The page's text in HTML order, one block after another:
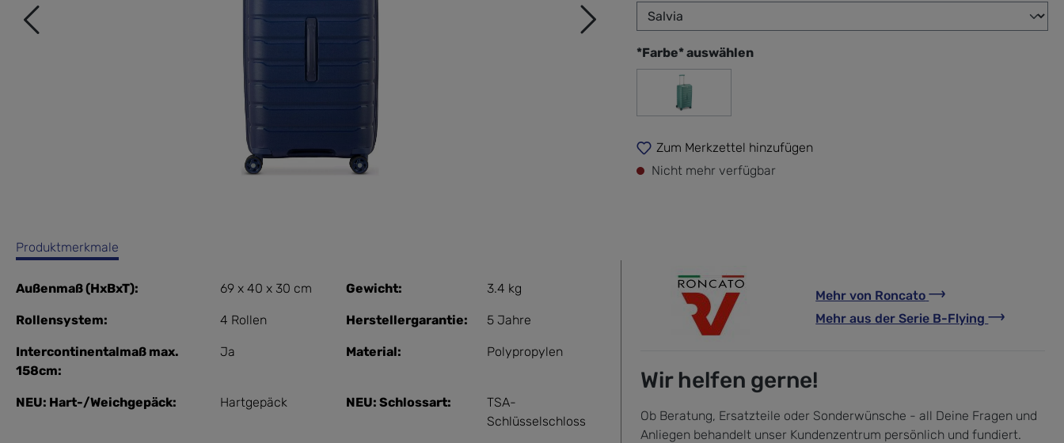
*Farbe* auswählen
salvia
Zum Merkzettel hinzufügen
Nicht mehr verfügbar
Produktmerkmale
Außenmaß (HxBxT): 69 x 40 x 30 cm Gewicht: 3.4 kg
Rollensystem: 4 Rollen Herstellergarantie: 5 Jahre
Intercontinentalmaß max.
158cm:
Ja Material: Polypropylen
NEU: Hart-/Weichgepäck: Hartgepäck NEU: Schlossart:
TSA-
Schlüsselschloss
Mehr von Roncato
Mehr aus der Serie B-Flying
Wir helfen gerne!
Ob Beratung, Ersatzteile oder Sonderwünsche - all Deine Fragen und
Anliegen behandelt unser Kundenzentrum persönlich und fundiert.